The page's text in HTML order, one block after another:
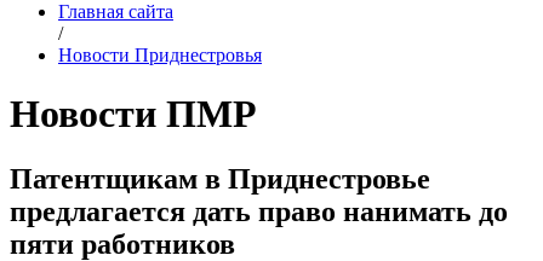
Главная сайта
/
Новости Приднестровья
Новости ПМР
Патентщикам в Приднестровье
предлагается дать право нанимать до
пяти работников